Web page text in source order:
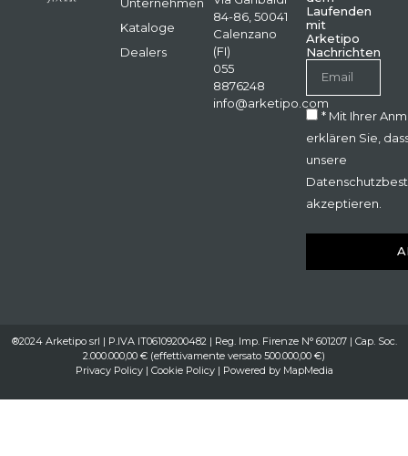
Kataloge
Dealers
84-86, 50041
Calenzano
(FI)
055
8876248
info@arketipo.com
Laufenden
mit
Arketipo
Nachrichten
* Mit Ihrer
erklären Sie,
unsere
akzeptieren.
®2024 Arketipo srl | P.IVA IT06109200482 | Reg. Imp. Firenze N° 601207 | Cap. Soc.
2.000.000,00 € (effettivamente versato 500.000,00 €)
Privacy Policy| Cookie Policy| Powered by MapMedia